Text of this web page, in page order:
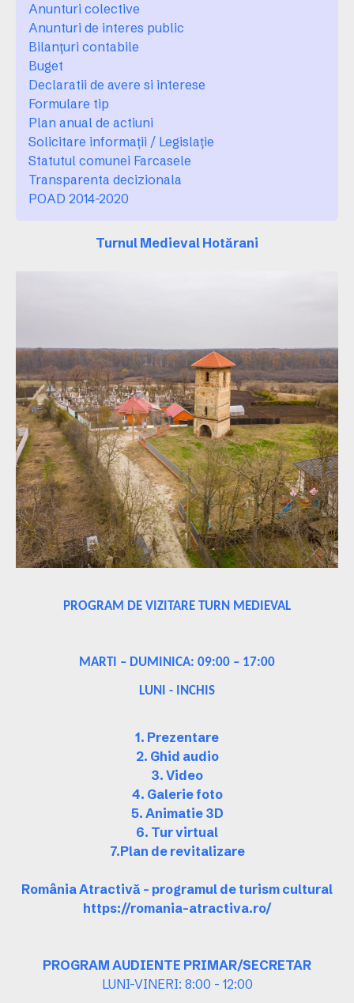
Anunturi colective
Anunturi de interes public
Bilanţuri contabile
Buget
Declaratii de avere si interese
Formulare tip
Plan anual de actiuni
Solicitare informaţii / Legislaţie
Statutul comunei Farcasele
Transparenta decizionala
POAD 2014-2020
Turnul Medieval Hotărani
PROGRAM DE VIZITARE TURN MEDIEVAL
MARTI – DUMINICA: 09:00 – 17:00
LUNI - INCHIS
1. Prezentare
2. Ghid audio
3. Video
4. Galerie foto
5. Animatie 3D
6. Tur virtual
7.Plan de revitalizare
România Atractivă – programul de turism cultural
https://romania-atractiva.ro/
PROGRAM AUDIENTE PRIMAR/SECRETAR
LUNI-VINERI: 8:00 - 12:00